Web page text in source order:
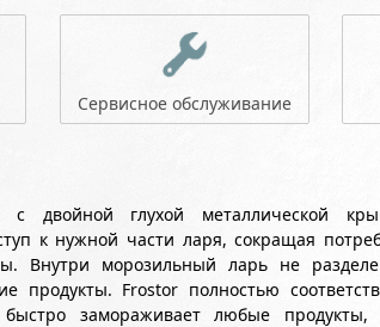
Сервисное обслуживание
двойной глухой металлической
к нужной части ларя, сокращая
Внутри морозильный ларь не
продукты. Frostor полностью
замораживает любые продукты,